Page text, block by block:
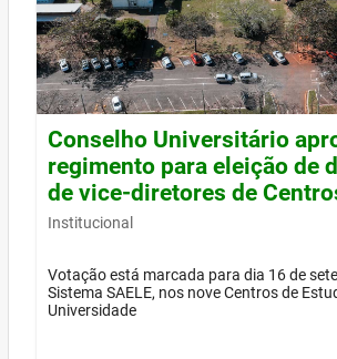
Conselho Universitário
regimento para eleição de
de vice-diretores de
Institucional
Votação está marcada para dia 16 de
Sistema SAELE, nos nove Centros de
Universidade